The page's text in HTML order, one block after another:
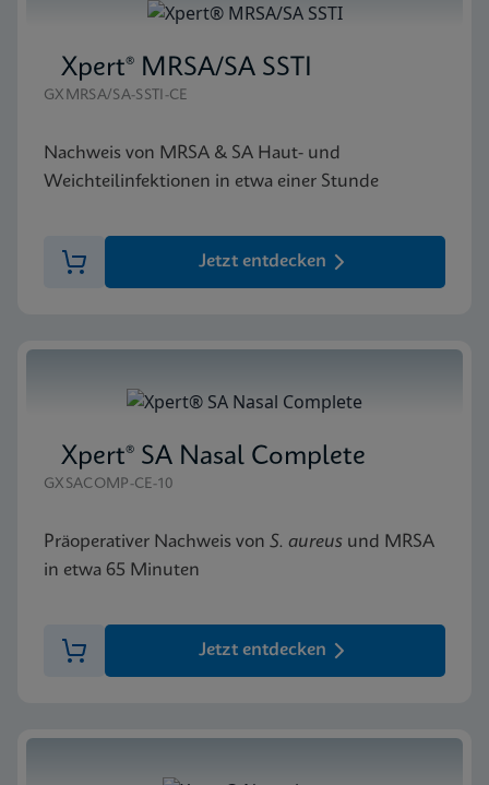
Xpert® MRSA/SA SSTI
GXMRSA/SA-SSTI-CE
Nachweis von MRSA & SA Haut- und
Weichteilinfektionen in etwa einer Stunde
Jetzt entdecken
Xpert® SA Nasal Complete
GXSACOMP-CE-10
Präoperativer Nachweis von S. aureus und MRSA
in etwa 65 Minuten
Jetzt entdecken